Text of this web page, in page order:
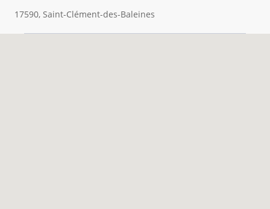
17590, Saint-Clément-des-Baleines